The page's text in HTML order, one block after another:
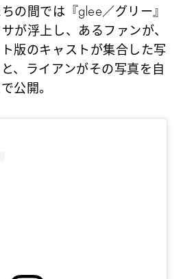
の間では『glee／グリー』
が浮上し、あるファンが、
版のキャストが集合した写
、ライアンがその写真を自
公開。